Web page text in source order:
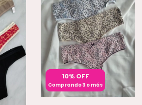
10% OFF
Comprando 3 o más